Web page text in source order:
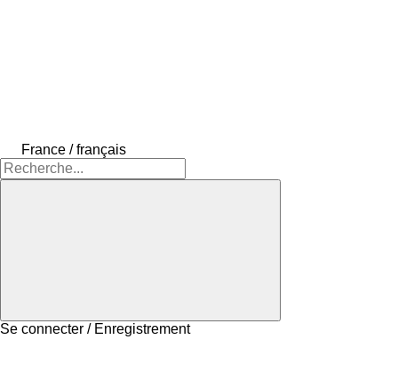
France / français
Se connecter / Enregistrement